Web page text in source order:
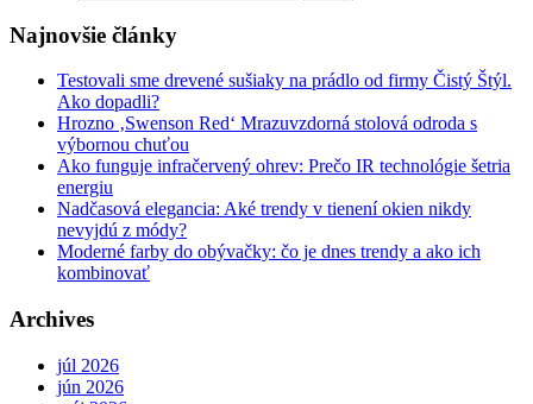
Najnovšie články
Testovali sme drevené sušiaky na prádlo od firmy Čistý Štýl.
Ako dopadli?
Hrozno ‚Swenson Red‘ Mrazuvzdorná stolová odroda s
výbornou chuťou
Ako funguje infračervený ohrev: Prečo IR technológie šetria
energiu
Nadčasová elegancia: Aké trendy v tienení okien nikdy
nevyjdú z módy?
Moderné farby do obývačky: čo je dnes trendy a ako ich
kombinovať
Archives
júl 2026
jún 2026